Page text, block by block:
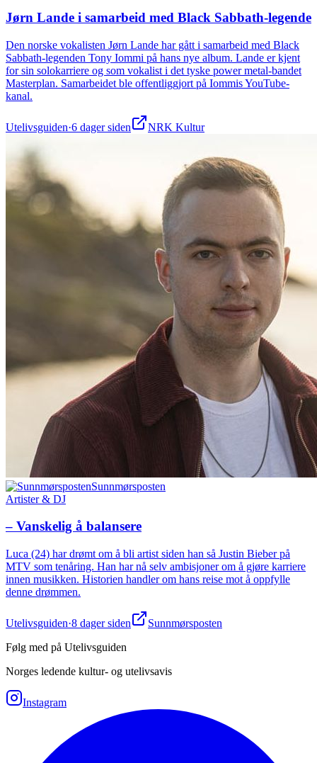
Jørn Lande i samarbeid med Black Sabbath-legende
Den norske vokalisten Jørn Lande har gått i samarbeid med Black
Sabbath-legenden Tony Iommi på hans nye album. Lande er kjent
for sin solokarriere og som vokalist i det tyske power metal-bandet
Masterplan. Samarbeidet ble offentliggjort på Iommis YouTube-
kanal.
Utelivsguiden·6 dager siden NRK Kultur
Sunnmørsposten
Artister & DJ
– Vanskelig å balansere
Luca (24) har drømt om å bli artist siden han så Justin Bieber på
MTV som tenåring. Han har nå selv ambisjoner om å gjøre karriere
innen musikken. Historien handler om hans reise mot å oppfylle
denne drømmen.
Utelivsguiden·8 dager siden
Sunnmørsposten
Følg med på Utelivsguiden
Norges ledende kultur- og utelivsavis
Instagram